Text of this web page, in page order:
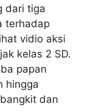
dari tiga
terhadap
vidio aksi
kelas 2 SD.
papan
hingga
dan